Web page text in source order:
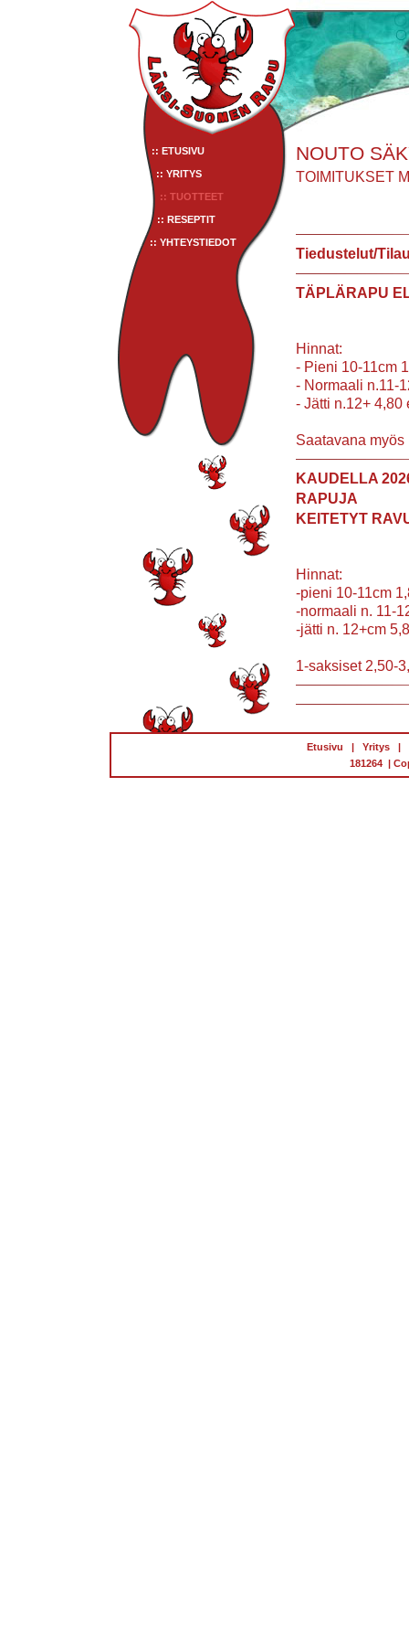
:: ETUSIVU
:: YRITYS
:: TUOTTEET
:: RESEPTIT
:: YHTEYSTIEDOT
NOUTO
TOIMITUKSET
Tiedustelut/
TÄPLÄRAPU
Hinnat:
- Pieni 10-11cm
- Normaali n.11-
- Jätti n.12+ 4,80
Saatavana
KAUDELLA
RAPUJA
KEITETYT
Hinnat:
-pieni 10-11cm
-normaali n. 11-
-jätti n. 12+cm
1-saksiset 2,50-
Etusivu | Yritys |
181264 |